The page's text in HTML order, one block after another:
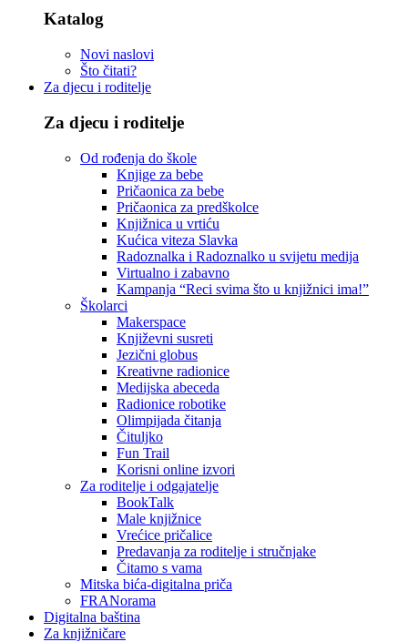
Katalog
Novi naslovi
Što čitati?
Za djecu i roditelje
Za djecu i roditelje
Od rođenja do škole
Knjige za bebe
Pričaonica za bebe
Pričaonica za predškolce
Knjižnica u vrtiću
Kućica viteza Slavka
Radoznalka i Radoznalko u svijetu medija
Virtualno i zabavno
Kampanja “Reci svima što u knjižnici ima!”
Školarci
Makerspace
Književni susreti
Jezični globus
Kreativne radionice
Medijska abeceda
Radionice robotike
Olimpijada čitanja
Čituljko
Fun Trail
Korisni online izvori
Za roditelje i odgajatelje
BookTalk
Male knjižnice
Vrećice pričalice
Predavanja za roditelje i stručnjake
Čitamo s vama
Mitska bića-digitalna priča
FRANorama
Digitalna baština
Za knjižničare